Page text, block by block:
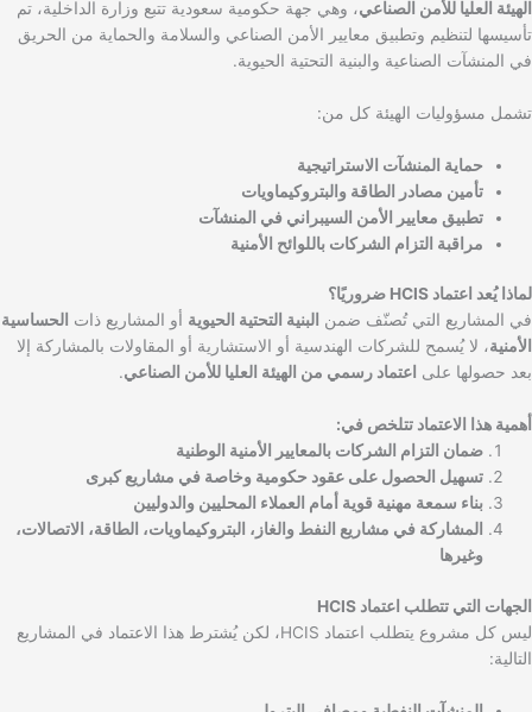
الهيئة العليا للأمن الصناعي، وهي جهة حكومية سعودية تتبع وزارة الداخلية، تم
تأسيسها لتنظيم وتطبيق معايير الأمن الصناعي والسلامة والحماية من الحريق
في المنشآت الصناعية والبنية التحتية الحيوية.
تشمل مسؤوليات الهيئة كل من:
حماية المنشآت الاستراتيجية
تأمين مصادر الطاقة والبتروكيماويات
تطبيق معايير الأمن السيبراني في المنشآت
مراقبة التزام الشركات باللوائح الأمنية
لماذا يُعد اعتماد HCIS ضروريًا؟
في المشاريع التي تُصنّف ضمن البنية التحتية الحيوية أو المشاريع ذات الحساسية
الأمنية، لا يُسمح للشركات الهندسية أو الاستشارية أو المقاولات بالمشاركة إلا
بعد حصولها على اعتماد رسمي من الهيئة العليا للأمن الصناعي.
أهمية هذا الاعتماد تتلخص في:
ضمان التزام الشركات بالمعايير الأمنية الوطنية
تسهيل الحصول على عقود حكومية وخاصة في مشاريع كبرى
بناء سمعة مهنية قوية أمام العملاء المحليين والدوليين
المشاركة في مشاريع النفط والغاز، البتروكيماويات، الطاقة، الاتصالات،
وغيرها
الجهات التي تتطلب اعتماد HCIS
ليس كل مشروع يتطلب اعتماد HCIS، لكن يُشترط هذا الاعتماد في المشاريع
التالية: